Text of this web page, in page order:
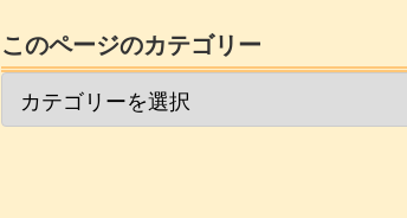
このページのカテゴリー